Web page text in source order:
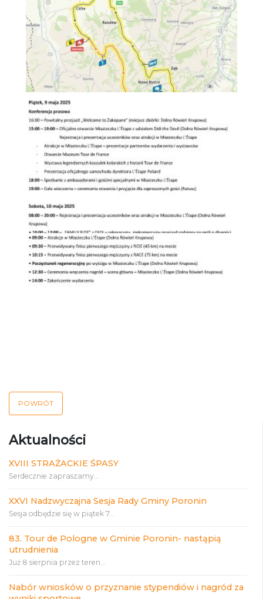
Aktualności
XVIII STRAŻACKIE ŚPASY
Serdecznie zapraszamy...
XXVI Nadzwyczajna Sesja Rady Gminy Poronin
Sesja odbędzie się w piątek 7...
83. Tour de Pologne w Gminie Poronin- nastąpią
utrudnienia
Już 8 sierpnia przez teren...
Nabór wniosków o przyznanie stypendiów i nagród za
POWRÓT